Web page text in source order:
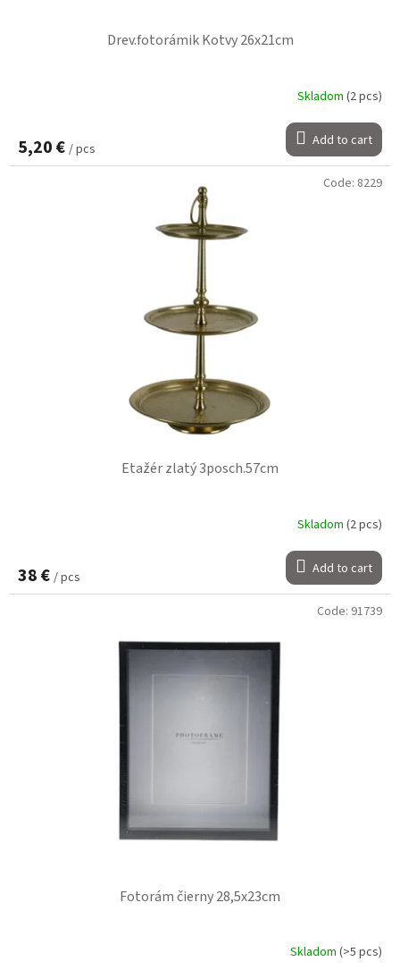
Drev.fotorámik Kotvy 26x21cm
Skladom (2 pcs)
5,20 € / pcs Add to cart
Etažér zlatý 3posch.57cm
Skladom (2 pcs)
38 € / pcs Add to cart
Code: 8229
Fotorám čierny 28,5x23cm
Skladom (>5 pcs)
Code: 91739